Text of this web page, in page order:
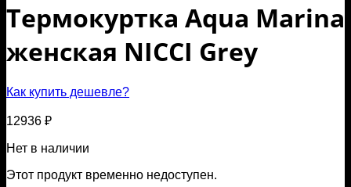
Термокуртка Aqua Marina
женская NICCI Grey
Как купить дешевле?
12936 ₽
Нет в наличии
Этот продукт временно недоступен.